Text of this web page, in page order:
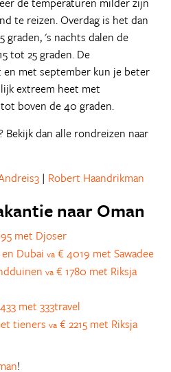
te reizen. Overdag is het dan
graden, 's nachts dalen de
tot 25 graden. De
met september kun je beter
extreem heet met
boven de 40 graden.
Bekijk dan alle rondreizen naar
| Robert Haandrikman
naar Oman
met Djoser
Dubai va € 4019 met Sawadee
va € 1780 met Riksja
met 333travel
tieners va € 2215 met Riksja
!